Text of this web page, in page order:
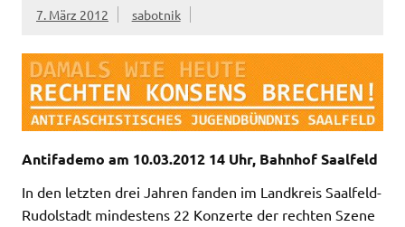
7. März 2012 sabotnik
Antifademo am 10.03.2012 14 Uhr, Bahnhof Saalfeld
In den letzten drei Jahren fanden im Landkreis Saalfeld-
Rudolstadt mindestens 22 Konzerte der rechten Szene